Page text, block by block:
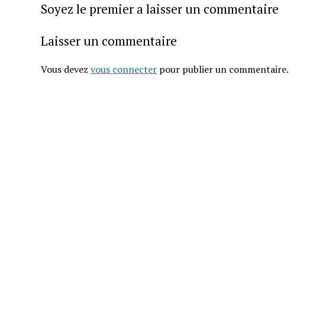
Soyez le premier a laisser un commentaire
Laisser un commentaire
Vous devez vous connecterpour publier un commentaire.